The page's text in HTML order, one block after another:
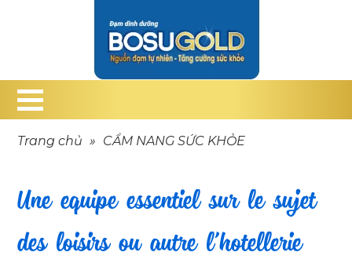
Trang chủ » CẨM NANG SỨC KHỎE
Une equipe essentiel sur le sujet
des loisirs ou autre l’hotellerie